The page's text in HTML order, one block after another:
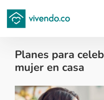
Planes para
mujer en casa
Decoración - 2025-03-05